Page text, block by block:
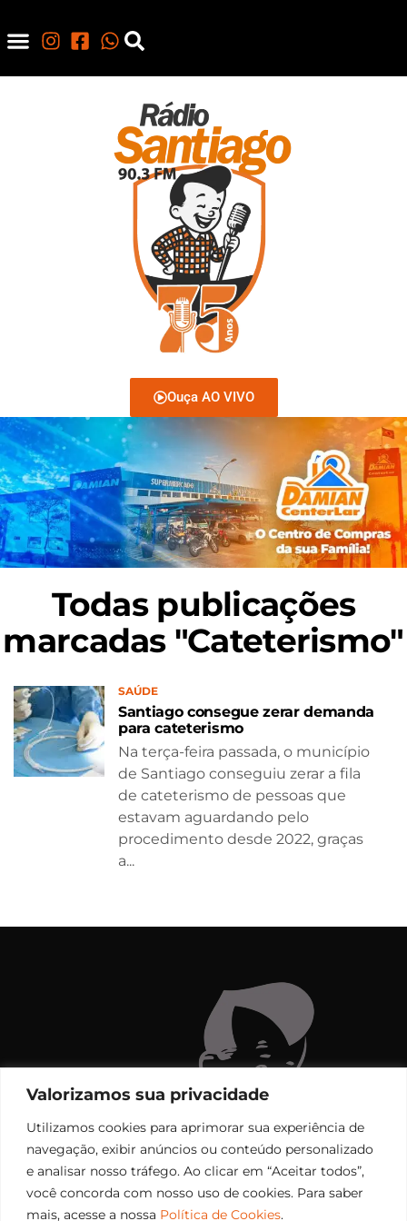
Valorizamos sua privacidade
Utilizamos cookies para aprimorar sua experiência de
navegação, exibir anúncios ou conteúdo personalizado
e analisar nosso tráfego. Ao clicar em “Aceitar todos”,
você concorda com nosso uso de cookies. Para saber
mais, acesse a nossa Política de Cookies.
Ouça AO VIVO
Todas publicações
marcadas "Cateterismo"
SAÚDE
Santiago consegue zerar demanda
para cateterismo
Na terça-feira passada, o município
de Santiago conseguiu zerar a fila
de cateterismo de pessoas que
estavam aguardando pelo
procedimento desde 2022, graças
a...